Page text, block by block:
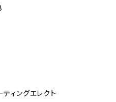
ィングエレクト